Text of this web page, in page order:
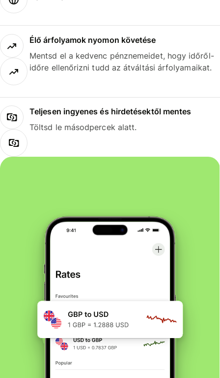
Élő árfolyamok nyomon követése
Mentsd el a kedvenc pénznemeidet, hogy időről-
időre ellenőrizni tudd az átváltási árfolyamaikat.
Teljesen ingyenes és hirdetésektől mentes
Töltsd le másodpercek alatt.